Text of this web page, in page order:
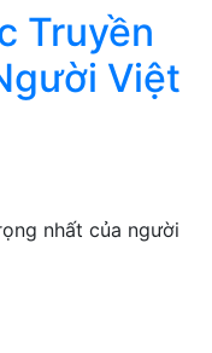
Truyền
Việt
nhất của người